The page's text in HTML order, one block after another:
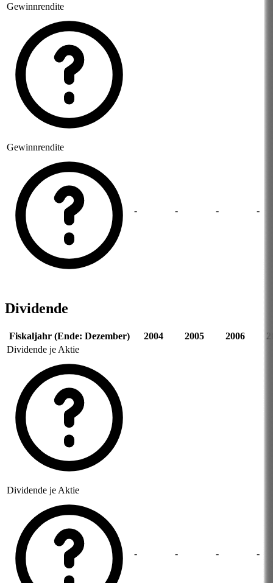
Gewinnrendite
Gewinnrendite
- - - -
Dividende
Fiskaljahr (Ende: Dezember) 2004 2005 2006
Dividende je Aktie
Dividende je Aktie
- - - -